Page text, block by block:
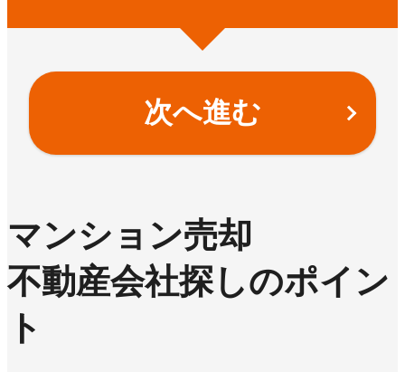
次へ進む
マンション売却
不動産会社探しのポイン
ト